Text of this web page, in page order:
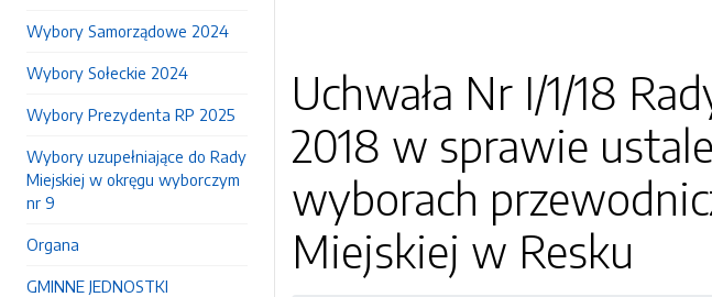
Wybory Samorządowe 2024
Wybory Sołeckie 2024
Wybory Prezydenta RP 2025
Wybory uzupełniające do Rady
Miejskiej w okręgu wyborczym
nr 9
Organa
GMINNE JEDNOSTKI
Uchwała Nr I/1/18
2018 w sprawie
wyborach
Miejskiej w Resku